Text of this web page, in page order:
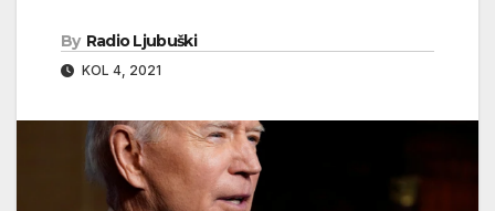
By Radio Ljubuški
KOL 4, 2021